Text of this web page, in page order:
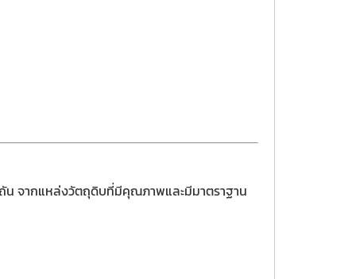
ถัน จากแหล่งวัตถุดิบที่มีคุณภาพและมีมาตราฐาน